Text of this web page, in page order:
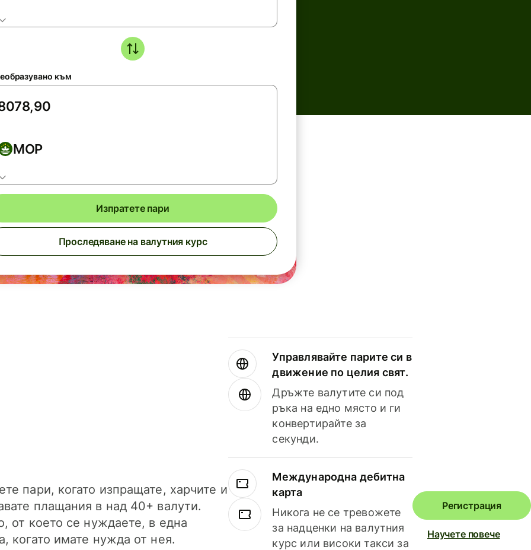
към
MOP
Изпратете пари
Проследяване на валутния курс
пари, когато изпращате, харчите и
плащания в над 40+ валути.
от което се нуждаете, в една
когато имате нужда от нея.
Управлявайте парите си в
движение по целия свят.
Дръжте валутите си под
ръка на едно място и ги
конвертирайте за
секунди.
Международна дебитна
карта
Никога не се тревожете
за надценки на валутния
курс или високи такси за
Регистрация
Научете повече